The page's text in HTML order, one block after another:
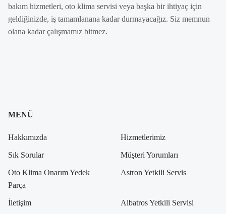
bakım hizmetleri, oto klima servisi veya başka bir ihtiyaç için
geldiğinizde, iş tamamlanana kadar durmayacağız. Siz memnun
olana kadar çalışmamız bitmez.
MENÜ
Hakkımızda Hizmetlerimiz
Sık Sorular Müşteri Yorumları
Oto Klima Onarım Yedek
Parça
Astron Yetkili Servis
İletişim Albatros Yetkili Servisi